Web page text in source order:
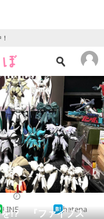
児
を!? 『ファイブス
LINE hatena